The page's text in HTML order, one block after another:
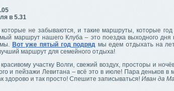
в 5.31
которые не забываются, и такие маршруты, которые год
маршрут нашего Клуба – это поездка выходного дня
Вот уже пятый год подряд мы едем отдыхать на
маршрут для семейного отдыха!
участку Волги, свежий воздух, просторы и
и пейзажи Левитана – всё это в июле! Пара деньков в
здорово и так просто! Спешите записываться! Иван да